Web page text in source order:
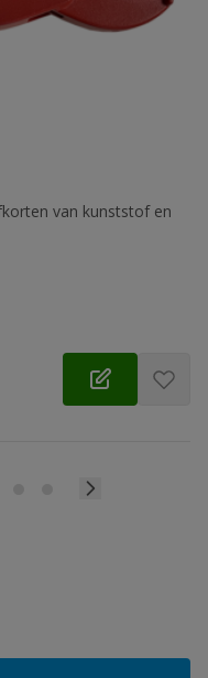
van kunststof en